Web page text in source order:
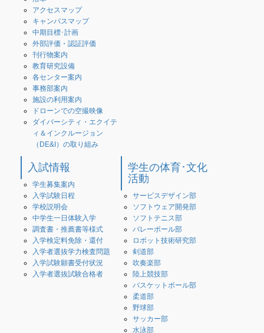
アクセスマップ
キャンパスマップ
中期目標･計画
外部評価・認証評価
刊行物案内
教育研究設備
各センター案内
事務部案内
施設の利用案内
ドローンでの空撮映像
ダイバーシティ・エクイテ
ィ＆インクルージョン
（DE&I）の取り組み
入試情報
学生募集案内
入学試験日程
学校説明会
中学生一日体験入学
調査書・推薦書等様式
入学検定料免除・還付
入学者選抜学力検査問題
入学試験願書受付状況
入学者選抜試験合格者
学生の体育･文化
活動
サービスデザイン部
ソフトウェア開発部
ソフトテニス部
バレーボール部
ロボット技術研究部
剣道部
吹奏楽部
陸上競技部
バスケットボール部
柔道部
野球部
サッカー部
水泳部